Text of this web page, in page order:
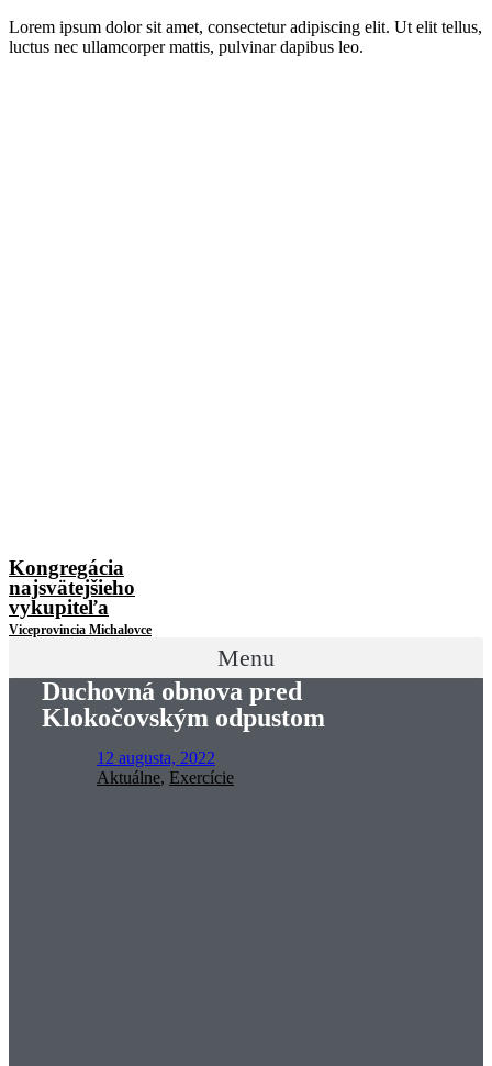
Lorem ipsum dolor sit amet, consectetur adipiscing elit. Ut elit tellus,
luctus nec ullamcorper mattis, pulvinar dapibus leo.
Kongregácia
najsvätejšieho
vykupiteľa
Viceprovincia Michalovce
Menu
Duchovná obnova pred
Klokočovským odpustom
12 augusta, 2022
Aktuálne, Exercície